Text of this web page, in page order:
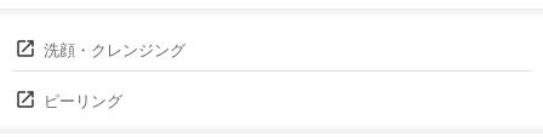
洗顔・クレンジング
ピーリング